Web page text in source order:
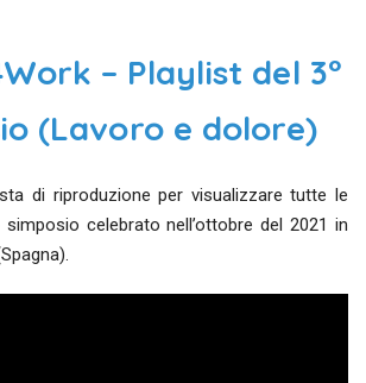
– Playlist del 3°
(Lavoro e dolore)
di riproduzione per visualizzare tutte le
celebrato nell’ottobre del 2021 in